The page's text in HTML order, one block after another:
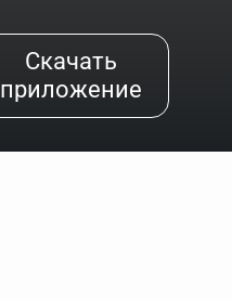
Скачать
приложение